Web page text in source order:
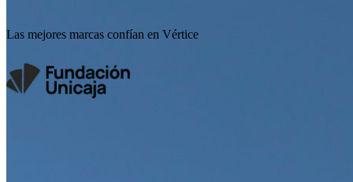
Las mejores marcas confían en Vértice